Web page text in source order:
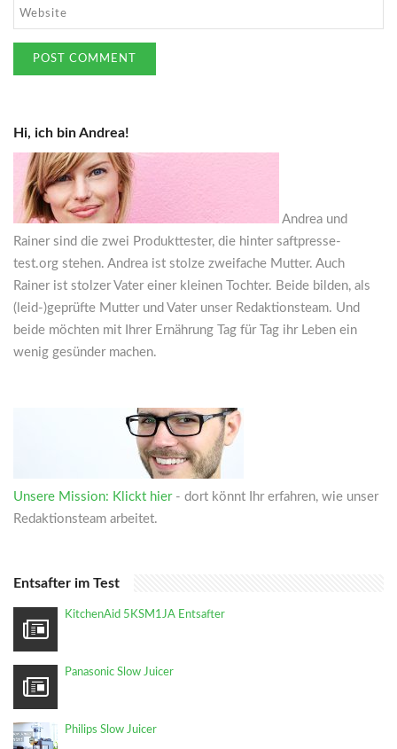
Hi, ich bin Andrea!
Andrea und
Rainer sind die zwei Produkttester, die hinter saftpresse-
test.org stehen. Andrea ist stolze zweifache Mutter. Auch
Rainer ist stolzer Vater einer kleinen Tochter. Beide bilden, als
(leid-)geprüfte Mutter und Vater unser Redaktionsteam. Und
beide möchten mit Ihrer Ernährung Tag für Tag ihr Leben ein
wenig gesünder machen.
Unsere Mission: Klickt hier- dort könnt Ihr erfahren, wie unser
Redaktionsteam arbeitet.
Entsafter im Test
KitchenAid 5KSM1JA Entsafter
Panasonic Slow Juicer
Philips Slow Juicer